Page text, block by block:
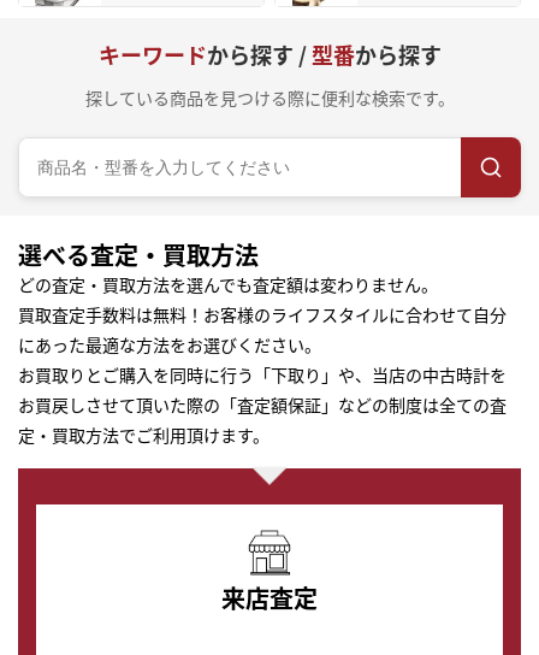
キーワードから探す /型番から探す
探している商品を見つける際に便利な検索です。
選べる査定・買取方法
どの査定・買取方法を選んでも査定額は変わりません。
買取査定手数料は無料！お客様のライフスタイルに合わせて自分
にあった最適な方法をお選びください。
お買取りとご購入を同時に行う「下取り」や、当店の中古時計を
お買戻しさせて頂いた際の「査定額保証」などの制度は全ての査
定・買取方法でご利用頂けます。
来店査定